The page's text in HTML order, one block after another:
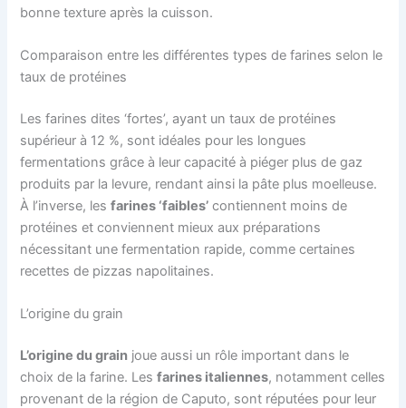
bonne texture après la cuisson.
Comparaison entre les différentes types de farines selon le
taux de protéines
Les farines dites ‘fortes’, ayant un taux de protéines
supérieur à 12 %, sont idéales pour les longues
fermentations grâce à leur capacité à piéger plus de gaz
produits par la levure, rendant ainsi la pâte plus moelleuse.
À l’inverse, lesfarines ‘faibles’ contiennent moins de
protéines et conviennent mieux aux préparations
nécessitant une fermentation rapide, comme certaines
recettes de pizzas napolitaines.
L’origine du grain
L’origine du grain joue aussi un rôle important dans le
choix de la farine. Lesfarines italiennes, notamment celles
provenant de la région de Caputo, sont réputées pour leur